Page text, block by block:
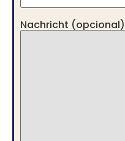
Nachricht (opcional)